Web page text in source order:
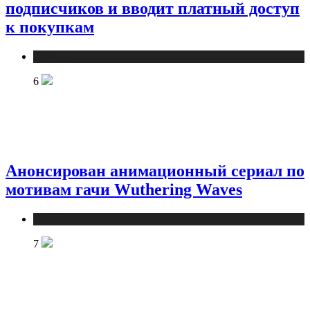
подписчиков и вводит платный доступ
к покупкам
6
Анонсирован анимационный сериал по
мотивам гачи Wuthering Waves
7